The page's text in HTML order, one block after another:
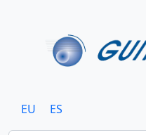
EU ES